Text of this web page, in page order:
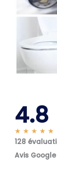
4.8
★ ★ ★ ★ ★
o
128
Avis Google